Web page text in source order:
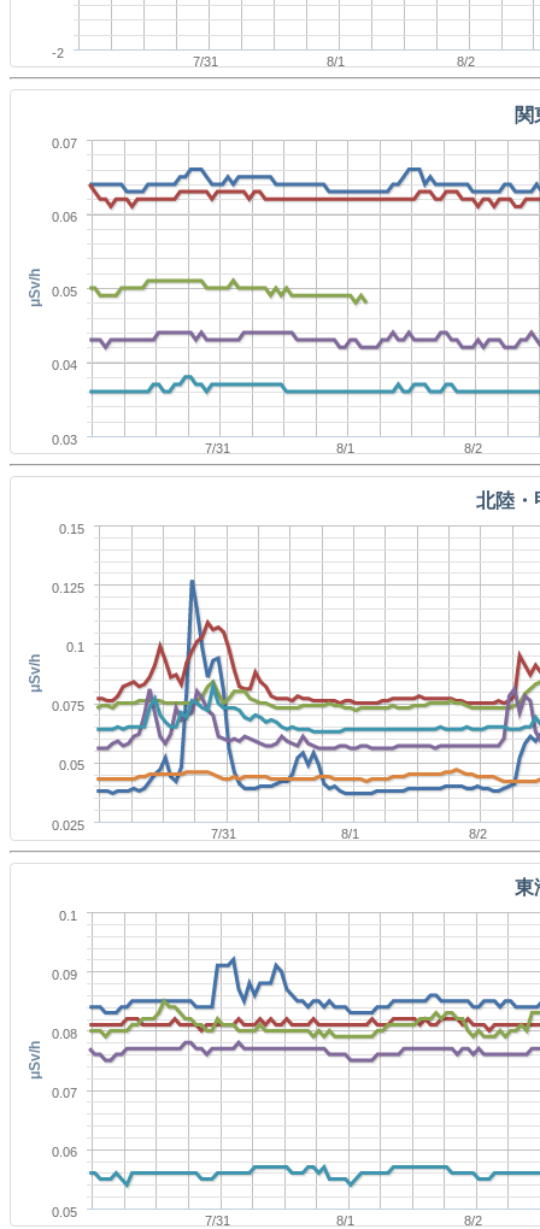
7/31 8/1 8/2
-2
関
7/31 8/1 8/2
0.03
0.04
0.05
0.06
0.07
μSv/h
北陸・
7/31 8/1 8/2
0.025
0.05
0.075
0.1
0.125
0.15
μSv/h
東
7/31 8/1 8/2
0.05
0.06
0.07
0.08
0.09
0.1
μSv/h